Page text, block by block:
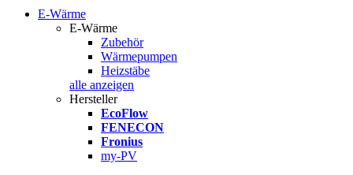
E-Wärme
E-Wärme
Zubehör
Wärmepumpen
Heizstäbe
alle anzeigen
Hersteller
EcoFlow
FENECON
Fronius
my-PV